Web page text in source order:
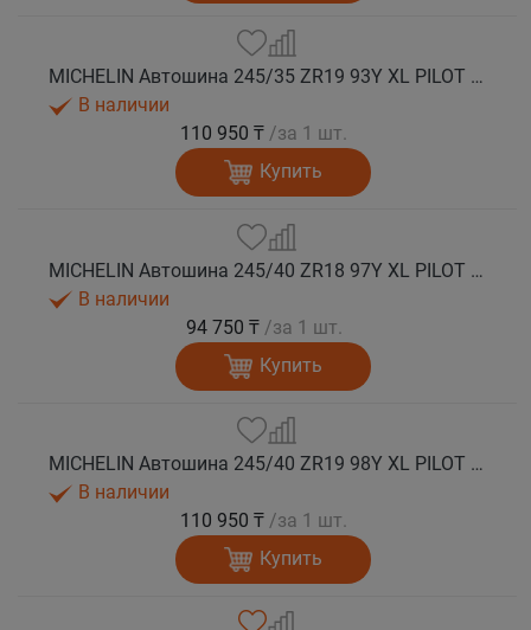
MICHELIN Автошина 245/35 ZR19 93Y XL PILOT SPORT 5 лето
В наличии
110 950 ₸ /за 1 шт.
Купить
MICHELIN Автошина 245/40 ZR18 97Y XL PILOT SPORT 5 лето
В наличии
94 750 ₸ /за 1 шт.
Купить
MICHELIN Автошина 245/40 ZR19 98Y XL PILOT SPORT 5 лето
В наличии
110 950 ₸ /за 1 шт.
Купить